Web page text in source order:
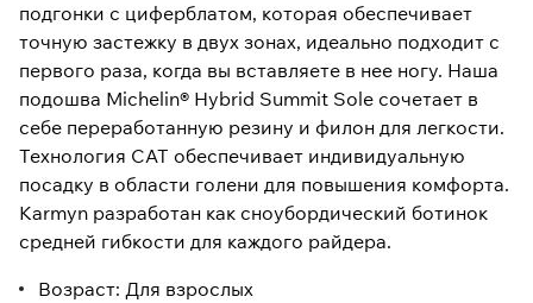
подгонки с циферблатом, которая обеспечивает
точную застежку в двух зонах, идеально подходит с
первого раза, когда вы вставляете в нее ногу. Наша
подошва Michelin® Hybrid Summit Sole сочетает в
себе переработанную резину и филон для легкости.
Технология CAT обеспечивает индивидуальную
посадку в области голени для повышения комфорта.
Karmyn разработан как сноубордический ботинок
средней гибкости для каждого райдера.
Возраст: Для взрослых